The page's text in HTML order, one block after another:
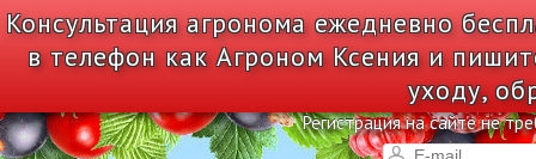
Консультация агронома ежедневно
в телефон как Агроном Ксения и
уходу,
Регистрация на сайте не